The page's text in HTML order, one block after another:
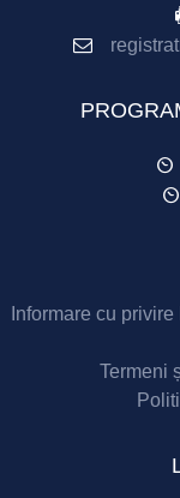
Informare cu
Termeni